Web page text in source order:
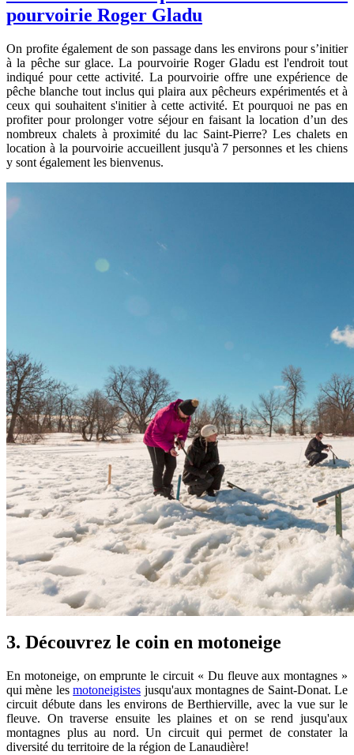
pourvoirie Roger Gladu
On profite également de son passage dans les environs pour s’initier
à la pêche sur glace. La pourvoirie Roger Gladu est l'endroit tout
indiqué pour cette activité. La pourvoirie offre une expérience de
pêche blanche tout inclus qui plaira aux pêcheurs expérimentés et à
ceux qui souhaitent s'initier à cette activité. Et pourquoi ne pas en
profiter pour prolonger votre séjour en faisant la location d’un des
nombreux chalets à proximité du lac Saint-Pierre? Les chalets en
location à la pourvoirie accueillent jusqu'à 7 personnes et les chiens
y sont également les bienvenus.
3. Découvrez le coin en motoneige
En motoneige, on emprunte le circuit « Du fleuve aux montagnes »
qui mène lesmotoneigistes jusqu'aux montagnes de Saint-Donat. Le
circuit débute dans les environs de Berthierville, avec la vue sur le
fleuve. On traverse ensuite les plaines et on se rend jusqu'aux
montagnes plus au nord. Un circuit qui permet de constater la
diversité du territoire de la région de Lanaudière!